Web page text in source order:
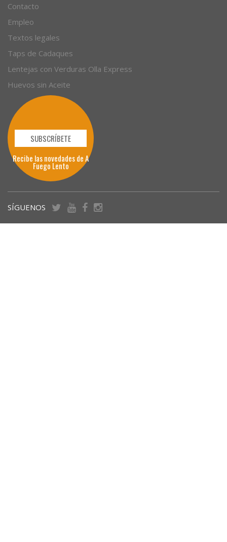
Contacto
Empleo
Textos legales
Taps de Cadaques
Lentejas con Verduras Olla Express
Huevos sin Aceite
SUBSCRÍBETE
Recibe las novedades de A
Fuego Lento
SÍGUENOS